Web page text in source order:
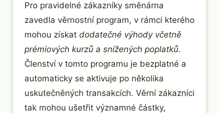
Pro pravidelné zákazníky směnárna
zavedla věrnostní program, v rámci kterého
mohou získat dodatečné výhody včetně
prémiových kurzů a snížených poplatků.
Členství v tomto programu je bezplatné a
automaticky se aktivuje po několika
uskutečněných transakcích. Věrní zákazníci
tak mohou ušetřit významné částky,